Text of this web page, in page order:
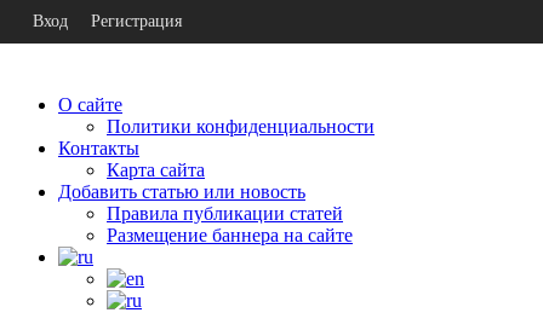
О сайте
Политики конфиденциальности
Контакты
Карта сайта
Добавить статью или новость
Правила публикации статей
Размещение баннера на сайте
Вход Регистрация